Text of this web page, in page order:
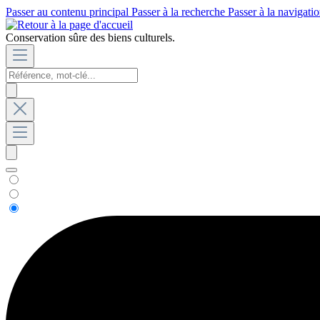
Passer au contenu principal Passer à la recherche Passer à la
Conservation sûre des biens culturels.